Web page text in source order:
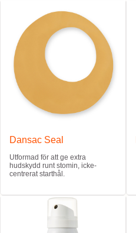
Dansac Seal
Utformad för att ge extra
hudskydd runt stomin, icke-
centrerat starthål.